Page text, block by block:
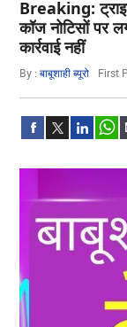
Breaking:
कॉज नोटिसों पर
कार्रवाई नहीं
By :बाबूशाही ब्यूरो First